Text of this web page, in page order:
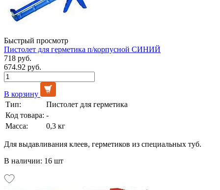
Быстрый просмотр
Пистолет для герметика п/корпусной СИНИЙ
718 руб.
674.92 руб.
В корзину
Тип:
Пистолет для герметика
Код товара: -
Масса:
0,3 кг
Для выдавливания клеев, герметиков из специальных туб.
В наличии: 16 шт